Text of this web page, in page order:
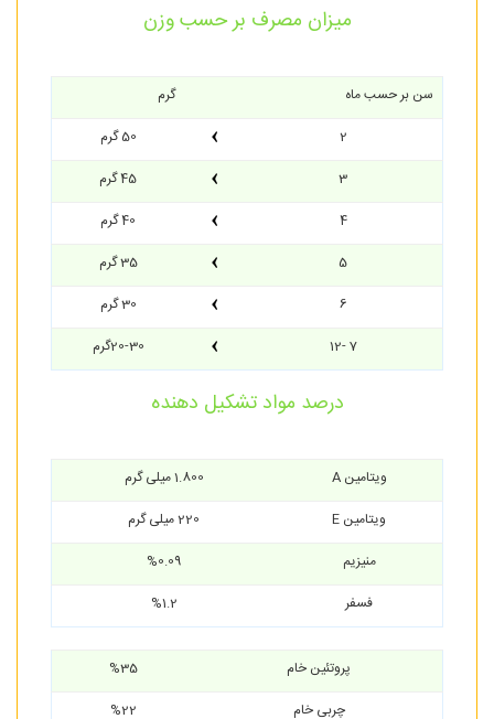
میزان مصرف بر حسب وزن
سن بر حسب ماه
گرم
2
50 گرم
3
45 گرم
4
40 گرم
5
35 گرم
6
30 گرم
7 -12
20-30گرم
درصد مواد تشکیل دهنده
ویتامین A
1.800 میلی گرم
ویتامین E
220 میلی گرم
منیزیم
%0.09
فسفر
%1.2
پروتئین خام
%35
چربی خام
%22